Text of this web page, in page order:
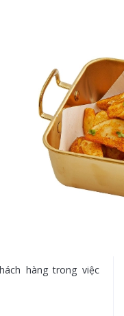
hàng trong việc